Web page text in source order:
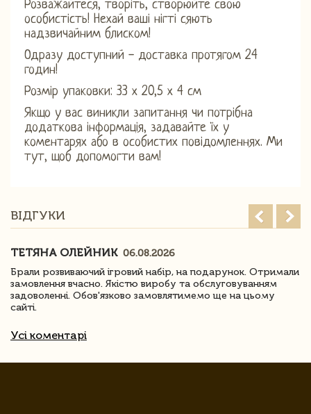
Розважайтеся, творіть, створюйте свою
особистість! Нехай ваші нігті сяють
надзвичайним блиском!
Одразу доступний - доставка протягом 24
годин!
Розмір упаковки: 33 х 20,5 х 4 см
Якщо у вас виникли запитання чи потрібна
додаткова інформація, задавайте їх у
коментарях або в особистих повідомленнях. Ми
тут, щоб допомогти вам!
ВІДГУКИ
ТЕТЯНА ОЛЕЙНИК 06.08.2026
Брали розвиваючий ігровий набір, на подарунок. Отримали
замовлення вчасно. Якістю виробу та обслуговуванням
задоволенні. Обов'язково замовлятимемо ще на цьому
сайті.
Усі коментарі